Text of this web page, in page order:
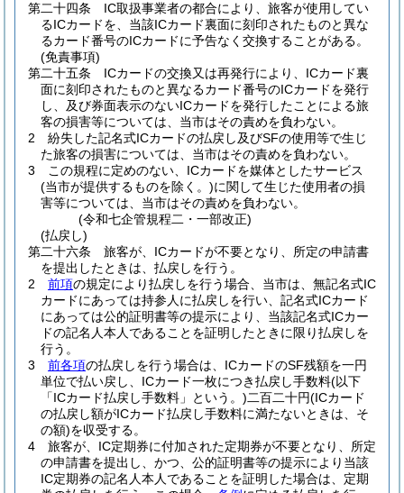
第二十四条
IC取扱事業者の都合により、旅客が使用してい
るICカードを、当該ICカード裏面に刻印されたものと異な
るカード番号のICカードに予告なく交換することがある。
(免責事項)
第二十五条
ICカードの交換又は再発行により、ICカード裏
面に刻印されたものと異なるカード番号のICカードを発行
し、及び券面表示のないICカードを発行したことによる旅
客の損害等については、当市はその責めを負わない。
2
紛失した記名式ICカードの払戻し及びSFの使用等で生じ
た旅客の損害については、当市はその責めを負わない。
3
この規程に定めのない、ICカードを媒体としたサービス
(当市が提供するものを除く。)に関して生じた使用者の損
害等については、当市はその責めを負わない。
(令和七企管規程二・一部改正)
(払戻し)
第二十六条
旅客が、ICカードが不要となり、所定の申請書
を提出したときは、払戻しを行う。
2
前項の規定により払戻しを行う場合、当市は、無記名式IC
カードにあっては持参人に払戻しを行い、記名式ICカード
にあっては公的証明書等の提示により、当該記名式ICカー
ドの記名人本人であることを証明したときに限り払戻しを
行う。
3
前各項の払戻しを行う場合は、ICカードのSF残額を一円
単位で払い戻し、ICカード一枚につき払戻し手数料(以下
「ICカード払戻し手数料」という。)二百二十円(ICカード
の払戻し額がICカード払戻し手数料に満たないときは、そ
の額)を収受する。
4
旅客が、IC定期券に付加された定期券が不要となり、所定
の申請書を提出し、かつ、公的証明書等の提示により当該
IC定期券の記名人本人であることを証明した場合は、定期